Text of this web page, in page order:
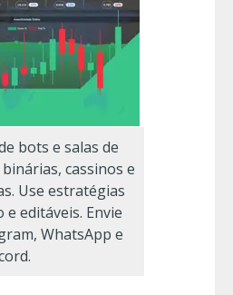
bots e salas de
cassinos e
Use estratégias
editáveis. Envie
WhatsApp e